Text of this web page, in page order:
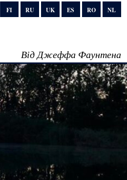
FI RU UK ES RO NL
Від Джеффа Фаунтена